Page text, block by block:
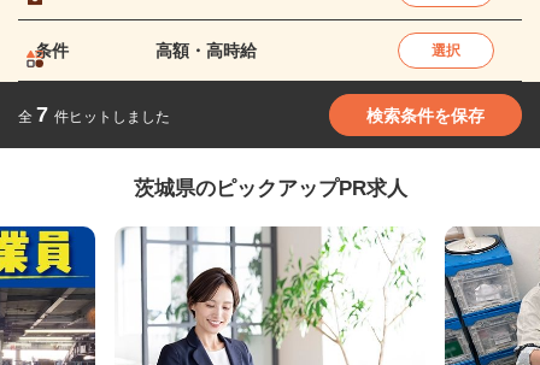
条件 高額・高時給 選択
全 7 件ヒットしました 検索条件を保存
茨城県のピックアップPR求人